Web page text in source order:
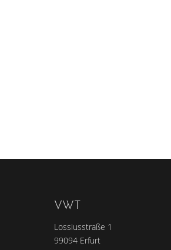
VWT
Lossiusstraße 1
99094 Erfurt